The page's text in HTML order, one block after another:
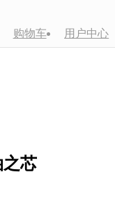
购物车
用户中心
芯